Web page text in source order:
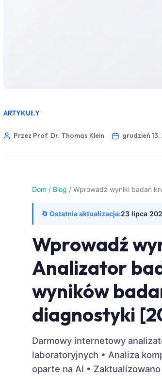
ARTYKUŁY
Przez Prof. Dr. Thomas Klein grudzień 13,
Dom / Blog / Wprowadź wyniki badań
🔄 Ostatnia aktualizacja:23 lipca
Wprowadź
Analizator
wyników
diagnostyki
Darmowy internetowy
laboratoryjnych • Analiza
oparte na AI •العربية المغربية
Татар теле
Беларуская мова